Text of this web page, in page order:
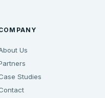
Us
Studies